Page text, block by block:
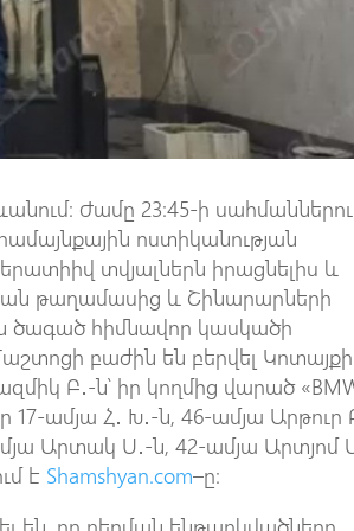
Ժամը 23։45-ի
ոստիկանության
տվյալներն իրացնելիս և
թաղամասից և Շինարարների
ծագած հիմնավոր կասկածի
բաժին են բերվել Կոտայքի
Բ․-ն՝ իր կողմից վարած
ամյա Հ․ Խ․-ն, 46-ամյա Արթուր
Արտակ Ս․-ն, 42-ամյա Արտյոմ
է Shamshyan.com–ը։